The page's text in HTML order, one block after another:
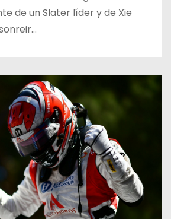
de un Slater líder y de Xie